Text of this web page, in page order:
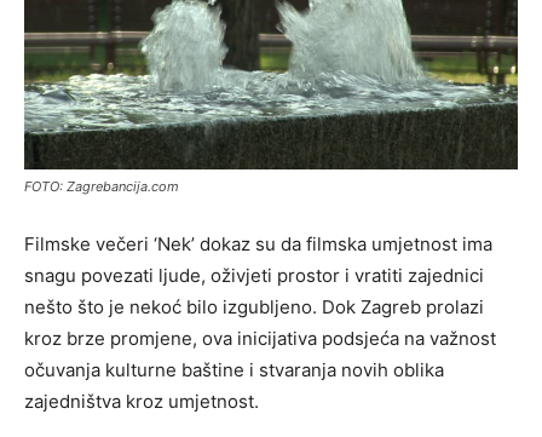
FOTO: Zagrebancija.com
Filmske večeri ‘Nek’ dokaz su da filmska umjetnost ima
snagu povezati ljude, oživjeti prostor i vratiti zajednici
nešto što je nekoć bilo izgubljeno. Dok Zagreb prolazi
kroz brze promjene, ova inicijativa podsjeća na važnost
očuvanja kulturne baštine i stvaranja novih oblika
zajedništva kroz umjetnost.